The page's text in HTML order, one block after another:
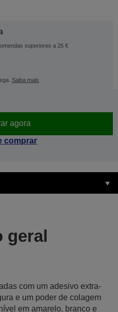
superiores a 25 €
Saiba mais
agora
comprar
geral
com um adesivo extra-
e um poder de colagem
em amarelo, branco e